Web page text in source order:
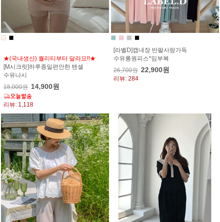
★(국내생산) 퀄리티부터 달라요!!★
[M시크릿]하루종일편안한 텐셀
수유나시
18,000원 14,900원
리뷰: 1,118
[라벨D]캡내장 반팔사랑가득
수유롱원피스*임부복
26,700원 22,900원
리뷰: 284